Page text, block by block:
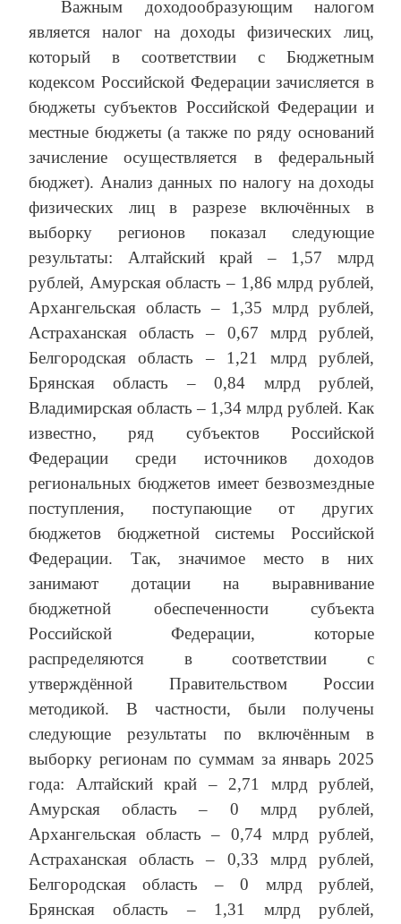
Важным доходообразующим налогом
является налог на доходы физических лиц,
который в соответствии с Бюджетным
кодексом Российской Федерации зачисляется в
бюджеты субъектов Российской Федерации и
местные бюджеты (а также по ряду оснований
зачисление осуществляется в федеральный
бюджет). Анализ данных по налогу на доходы
физических лиц в разрезе включённых в
выборку регионов показал следующие
результаты: Алтайский край – 1,57 млрд
рублей, Амурская область – 1,86 млрд рублей,
Архангельская область – 1,35 млрд рублей,
Астраханская область – 0,67 млрд рублей,
Белгородская область – 1,21 млрд рублей,
Брянская область – 0,84 млрд рублей,
Владимирская область – 1,34 млрд рублей. Как
известно, ряд субъектов Российской
Федерации среди источников доходов
региональных бюджетов имеет безвозмездные
поступления, поступающие от других
бюджетов бюджетной системы Российской
Федерации. Так, значимое место в них
занимают дотации на выравнивание
бюджетной обеспеченности субъекта
Российской Федерации, которые
распределяются в соответствии с
утверждённой Правительством России
методикой. В частности, были получены
следующие результаты по включённым в
выборку регионам по суммам за январь 2025
года: Алтайский край – 2,71 млрд рублей,
Амурская область – 0 млрд рублей,
Архангельская область – 0,74 млрд рублей,
Астраханская область – 0,33 млрд рублей,
Белгородская область – 0 млрд рублей,
Брянская область – 1,31 млрд рублей,